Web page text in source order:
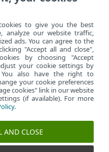
Support
to give you the best
analyze our website traffic,
ads. You can agree to the
"Accept all and close",
by choosing "Accept
your cookie settings by
You also have the right to
your cookie preferences
cookies" link in our website
(if available). For more
.
AND CLOSE